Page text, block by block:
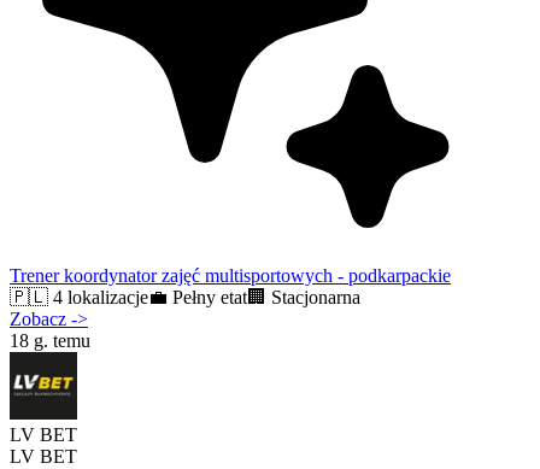
Trener koordynator zajęć multisportowych - podkarpackie
🇵🇱 4 lokalizacje💼 Pełny etat🏢 Stacjonarna
Zobacz ->
18 g. temu
LV BET
LV BET